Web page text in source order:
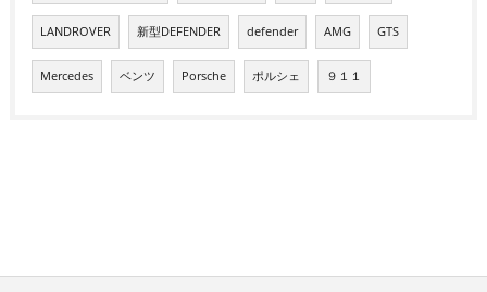
LANDROVER 新型DEFENDER defender AMG GTS
Mercedes ベンツ Porsche ポルシェ ９１１